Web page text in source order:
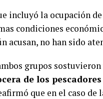
incluyó la ocupación
condiciones
acusan, no han sido
grupos
de los
que en el caso de